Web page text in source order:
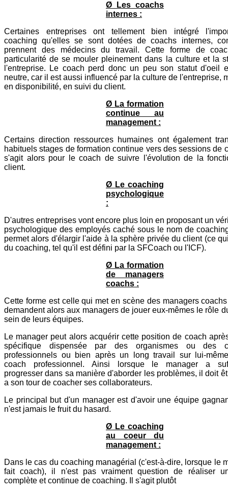
Ø Les coachs
internes :
Certaines entreprises ont tellement bien intégré
coaching qu'elles se sont dotées de coachs internes,
prennent des médecins du travail. Cette forme de
particularité de se mouler pleinement dans la culture et la
l'entreprise. Le coach perd donc un peu son statut d'oeil
neutre, car il est aussi influencé par la culture de l'entreprise,
en disponibilité, en suivi du client.
Ø La formation
continue au
management :
Certains direction ressources humaines ont également
habituels stages de formation continue vers des sessions de
s'agit alors pour le coach de suivre l'évolution de la
client.
Ø Le coaching
psychologique
:
D'autres entreprises vont encore plus loin en proposant un
psychologique des employés caché sous le nom de
permet alors d'élargir l'aide à la sphère privée du client (ce
du coaching, tel qu'il est défini par la SFCoach ou l'ICF).
Ø La formation
de managers
coachs :
Cette forme est celle qui met en scène des managers
demandent alors aux managers de jouer eux-mêmes le rôle
sein de leurs équipes.
Le manager peut alors acquérir cette position de coach
spécifique dispensée par des organismes ou des
professionnels ou bien après un long travail sur lui-
coach professionnel. Ainsi lorsque le manager a
progresser dans sa manière d'aborder les problèmes, il doit
a son tour de coacher ses collaborateurs.
Le principal but d'un manager est d'avoir une équipe
n'est jamais le fruit du hasard.
Ø Le coaching
au coeur du
management :
Dans le cas du coaching managérial (c'est-à-dire, lorsque le
fait coach), il n'est pas vraiment question de réaliser
complète et continue de coaching. Il s'agit plutôt